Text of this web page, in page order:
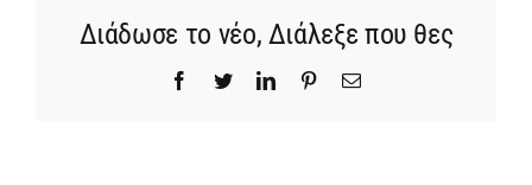
Διάδωσε το νέο, Διάλεξε που θες
Facebook
TwitterLinkedInPinterestEmail